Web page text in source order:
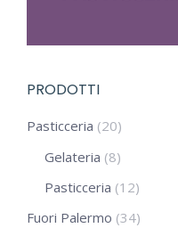
PRODOTTI
Pasticceria (20)
Gelateria (8)
Pasticceria (12)
Fuori Palermo (34)